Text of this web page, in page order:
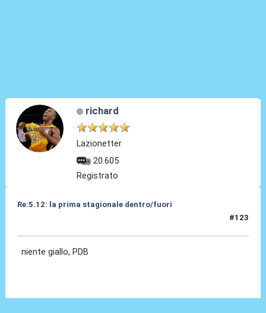
richard
Lazionetter
20.605
Registrato
Re:5.12: la prima stagionale dentro/fuori
#123
niente giallo, PDB